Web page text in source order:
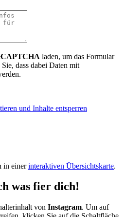
laden, um das Formular
dass dabei Daten mit
und Inhalte entsperren
in einerinteraktiven Übersichtskarte.
was fier dich!
von Instagram. Um auf